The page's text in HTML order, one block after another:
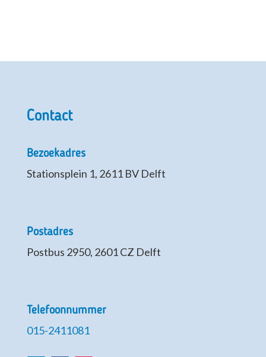
Contact
Bezoekadres
Stationsplein 1, 2611 BV Delft
Postadres
Postbus 2950, 2601 CZ Delft
Telefoonnummer
015-2411081